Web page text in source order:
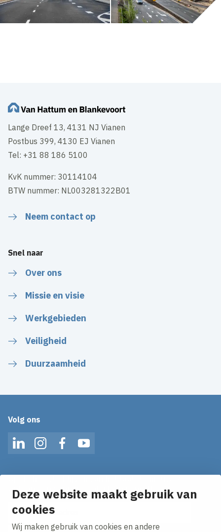
Deze website maakt gebruik van
cookies
Wij maken gebruik van cookies en andere
Lange Dreef 13, 4131 NJ Vianen
Postbus 399, 4130 EJ Vianen
Tel: +31 88 186 5100
KvK nummer: 30114104
BTW nummer: NL003281322B01
Neem contact op
Snel naar
Over ons
Missie en visie
Werkgebieden
Veiligheid
Duurzaamheid
Volg ons
LinkedInInstagramFacebookYouTube
Ontvang onze nieuws alerts in je mailbox!
E-mailadres
Ik ga akkoord met hetprivacy statement.